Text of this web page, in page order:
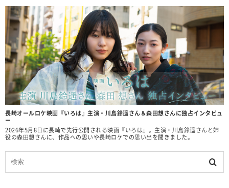
長崎オールロケ映画『いろは』主演・川島鈴遥さん＆森田想さんに独占インタビュ
ー
2026年5月8日に長崎で先行公開される映画『いろは』。主演・川島鈴遥さんと姉
役の森田想さんに、作品への思いや長崎ロケでの思い出を聞きました。